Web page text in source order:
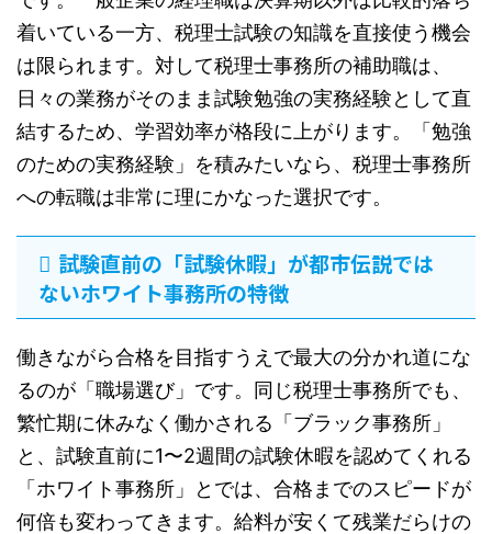
着いている一方、税理士試験の知識を直接使う機会
は限られます。対して税理士事務所の補助職は、
日々の業務がそのまま試験勉強の実務経験として直
結するため、学習効率が格段に上がります。「勉強
のための実務経験」を積みたいなら、税理士事務所
への転職は非常に理にかなった選択です。
試験直前の「試験休暇」が都市伝説では
ないホワイト事務所の特徴
働きながら合格を目指すうえで最大の分かれ道にな
るのが「職場選び」です。同じ税理士事務所でも、
繁忙期に休みなく働かされる「ブラック事務所」
と、試験直前に1〜2週間の試験休暇を認めてくれる
「ホワイト事務所」とでは、合格までのスピードが
何倍も変わってきます。給料が安くて残業だらけの